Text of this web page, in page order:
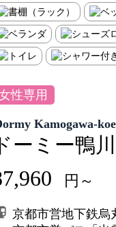
性専用
Kamogawa-
ーミー鴨
円～
京都市営地下鉄烏